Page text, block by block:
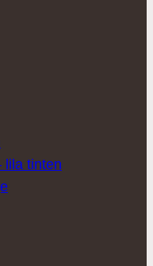
lila tinten